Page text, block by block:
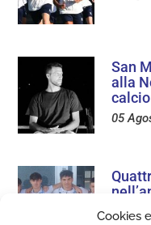
Cookies
San
alla
05